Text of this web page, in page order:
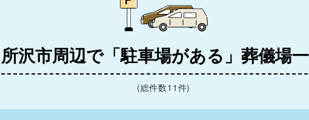
所沢市周辺で「駐車場がある」葬儀場
(総件数11件)